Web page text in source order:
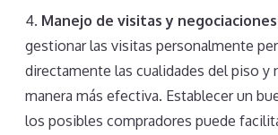
4. Manejo de visitas y
gestionar las visitas personalmente
directamente las cualidades del piso y
manera más efectiva. Establecer un
los posibles compradores puede